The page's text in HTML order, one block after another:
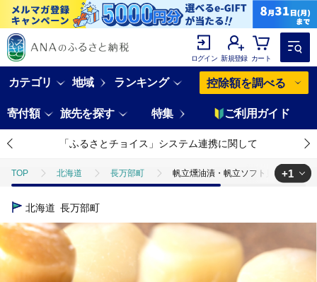
ログイン 新規登録 カート
カテゴリ 地域 ランキング 控除額を調べる
寄付額 旅先を探す 特集 ご利用ガイド
「ふるさとチョイス」システム連携に関して
TOP 北海道 長万部町 帆立燻油漬・帆立ソフト貝柱詰合せ
TOP
+1
北海道 長万部町